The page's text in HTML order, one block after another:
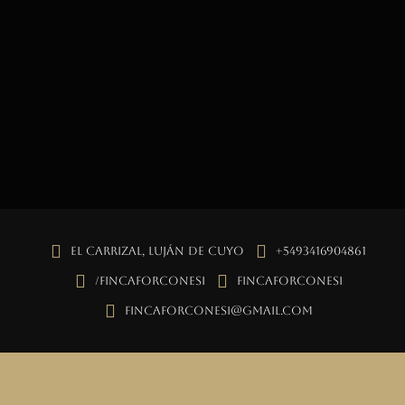
El Carrizal, Luján de Cuyo +5493416904861
/fincaforconesi fincaforconesi
fincaforconesi@gmail.com